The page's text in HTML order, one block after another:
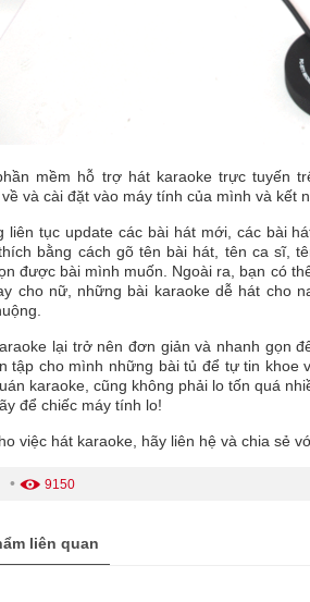
mềm hỗ trợ hát karaoke trực tuyến
và cài đặt vào máy tính của mình và kết
liên tục update các bài hát mới, các bài
bằng cách gõ tên bài hát, tên ca sĩ,
được bài mình muốn. Ngoài ra, bạn có
cho nữ, những bài karaoke dễ hát
lại trở nên đơn giản và nhanh gọn
tập cho mình những bài tủ để tự tin
karaoke, cũng không phải lo tốn quá
để chiếc máy tính lo!
việc hát karaoke, hãy liên hệ và chia sẻ
• 9150
liên quan